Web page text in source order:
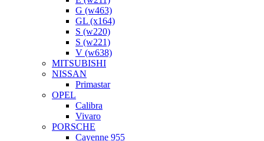
G (w463)
GL (x164)
S (w220)
S (w221)
V (w638)
MITSUBISHI
NISSAN
Primastar
OPEL
Calibra
Vivaro
PORSCHE
Cayenne 955